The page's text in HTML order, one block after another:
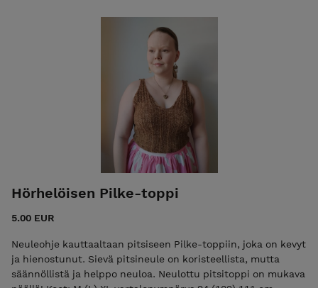
Hörhelöisen Pilke-toppi
5.00 EUR
Neuleohje kauttaaltaan pitsiseen Pilke-toppiin, joka on kevyt
ja hienostunut. Sievä pitsineule on koristeellista, mutta
säännöllistä ja helppo neuloa. Neulottu pitsitoppi on mukava